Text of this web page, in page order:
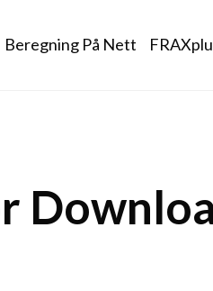
navigation
Beregning På Nett